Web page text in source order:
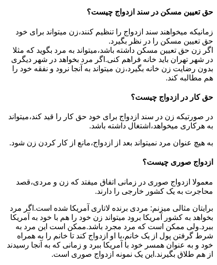
حق تعیین مسکن در سند ازدواج چیست؟
زمانیکه میخواهند سند ازدواج را تنظیم کنند،زن میتواند برای خود
حق تعیین مسکن را در نظر بگیرد.
اگر زن حق تعیین مسکن داشته باشد،میتواند به مرد بگوید که مثلا
در شهر تهران باید خانه فراهم کنی.اگر مرد بخواهد در شهر دیگری
بدون رضایت زن خانه بگیرد،زن میتواند به آنجا نرود و نفقه خود را
هم مطالبه کند.
حق کار در ازدواج چیست؟
در صورتیکه زن در سند ازدواج برای خود حق کار را قید کند،میتواند
به هرکاری میخواهد،اشتغال داشته باشد.
به هیچ عنوان مرد نمیتواند بعد از ازدواج،مانع از کار کردن زن شود.
ازدواج صوری چیست؟
معمولا ازدواج صوری در زمانی اتفاق میفتد که زن و مردی،قصد
محاجرت به یک کشور خارجی را دارند.
برایتان مثالی میزنم: مردی برنده لاتاری آمریکا شده است.اگر مرد
بخواهد به کشور آمریکا برود میتواند زن خود را هم با خود به آمریکا
ببرد.ولی ممکن است که مرد مجرد باشد.ممکن است این مرد به
شرط گرفتن پول از یک خانم،با او ازدواج کند تا خانم را به همراه
خود و به عنوان همسر خود با آمریکا ببرد و زمانی که به آنجا رسیدند
از هم طلاق بگیرند.این یک نمونه ازدواج صوری است.